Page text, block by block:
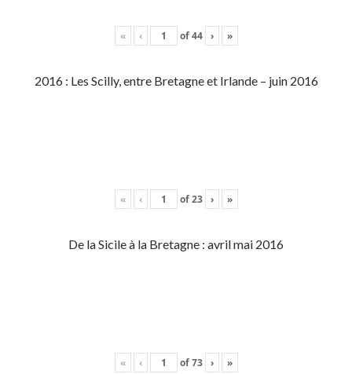
« ‹ of44 › »
2016 : Les Scilly, entre Bretagne et Irlande – juin 2016
« ‹ of23 › »
De la Sicile à la Bretagne : avril mai 2016
« ‹ of73 › »